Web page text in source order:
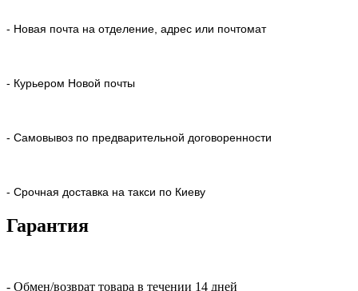
- Новая почта на отделение, адрес или почтомат
- Курьером Новой почты
- Самовывоз по предварительной договоренности
- Срочная доставка на такси по Киеву
Гарантия
- Обмен/возврат товара в течении 14 дней